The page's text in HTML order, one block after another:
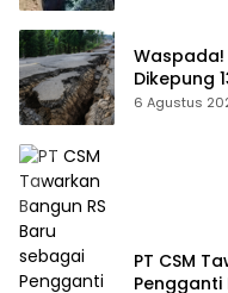
Waspada!
Dikepung
Sudah
6 Agustus
PT CSM
Pengganti